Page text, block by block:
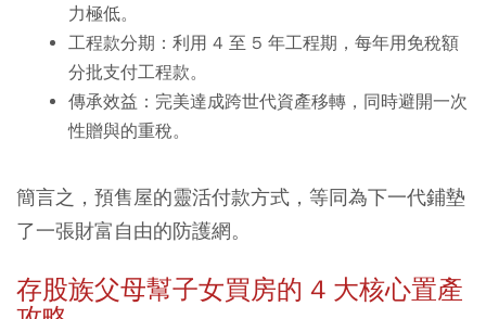
力極低。
工程款分期： 利用 4 至 5 年工程期，每年用免稅額
分批支付工程款。
傳承效益： 完美達成跨世代資產移轉，同時避開一次
性贈與的重稅。
簡言之，預售屋的靈活付款方式，等同為下一代鋪墊
了一張財富自由的防護網。
存股族父母幫子女買房的 4 大核心置產